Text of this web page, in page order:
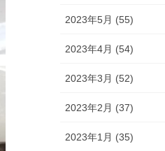
2023年5月 (55)
2023年4月 (54)
2023年3月 (52)
2023年2月 (37)
2023年1月 (35)